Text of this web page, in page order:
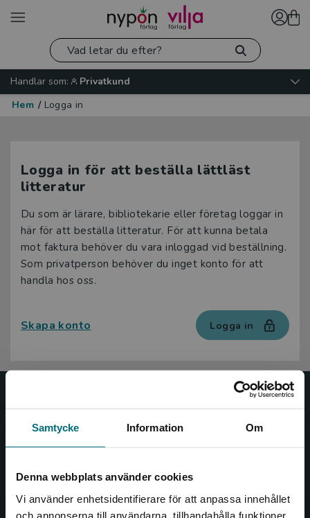
Samtycke Information Om
Denna webbplats använder cookies
Vi använder enhetsidentifierare för att anpassa innehållet
och annonserna till användarna, tillhandahålla funktioner
Handlar som:
Privatkund
Hem / Logga in
Logga in för att beställa lättläst
litteratur
Du som är lärare, bibliotekarie eller företag loggar in
här för att beställa litteratur. För att kunna betala
mot faktura behöver du vara inloggad vid beställning.
Som privatperson behöver du inget konto för att
handla hos oss.
Skapa konto Logga in
Nypon och Vilja
Nypon och Vilja förlag ger ut böcker som väcker läslust
såväl barn som vuxna.
Nypon och Vilja förlag är en del av Studentlitteratur.